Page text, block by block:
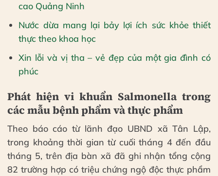
cao Quảng Ninh
Nước dừa mang lại bảy lợi ích sức khỏe thiết
thực theo khoa học
Xin lỗi và vị tha – vẻ đẹp của một gia đình có
phúc
Phát hiện vi khuẩn Salmonella trong
các mẫu bệnh phẩm và thực phẩm
Theo báo cáo từ lãnh đạo UBND xã Tân Lập,
trong khoảng thời gian từ cuối tháng 4 đến đầu
tháng 5, trên địa bàn xã đã ghi nhận tổng cộng
82 trường hợp có triệu chứng ngộ độc thực phẩm